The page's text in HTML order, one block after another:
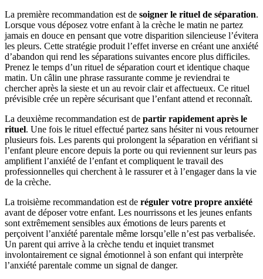
La première recommandation est de soigner le rituel de séparation.
Lorsque vous déposez votre enfant à la crèche le matin ne partez
jamais en douce en pensant que votre disparition silencieuse l’évitera
les pleurs. Cette stratégie produit l’effet inverse en créant une anxiété
d’abandon qui rend les séparations suivantes encore plus difficiles.
Prenez le temps d’un rituel de séparation court et identique chaque
matin. Un câlin une phrase rassurante comme je reviendrai te
chercher après la sieste et un au revoir clair et affectueux. Ce rituel
prévisible crée un repère sécurisant que l’enfant attend et reconnaît.
La deuxième recommandation est de partir rapidement après le
rituel. Une fois le rituel effectué partez sans hésiter ni vous retourner
plusieurs fois. Les parents qui prolongent la séparation en vérifiant si
l’enfant pleure encore depuis la porte ou qui reviennent sur leurs pas
amplifient l’anxiété de l’enfant et compliquent le travail des
professionnelles qui cherchent à le rassurer et à l’engager dans la vie
de la crèche.
La troisième recommandation est de réguler votre propre anxiété
avant de déposer votre enfant. Les nourrissons et les jeunes enfants
sont extrêmement sensibles aux émotions de leurs parents et
perçoivent l’anxiété parentale même lorsqu’elle n’est pas verbalisée.
Un parent qui arrive à la crèche tendu et inquiet transmet
involontairement ce signal émotionnel à son enfant qui interprète
l’anxiété parentale comme un signal de danger.